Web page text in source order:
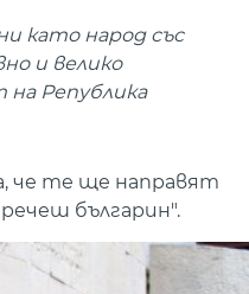
като народ със
и велико
на Република
че те ще направят
българин".